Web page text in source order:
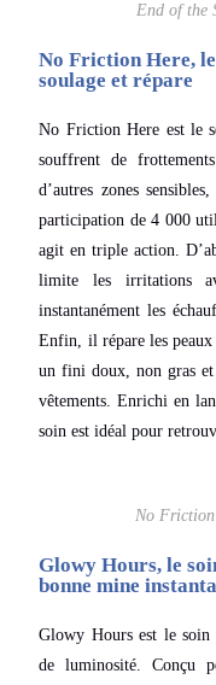
End of the
No Friction Here,
soulage et répare
No Friction Here est le
souffrent de
d’autres zones
participation de 4 000
agit en triple action.
limite les irritations
instantanément les
Enfin, il répare les peaux
un fini doux, non gras et
vêtements. Enrichi en
soin est idéal pour
No
Glowy Hours, le
bonne mine
Glowy Hours est le soin
de luminosité. Conçu